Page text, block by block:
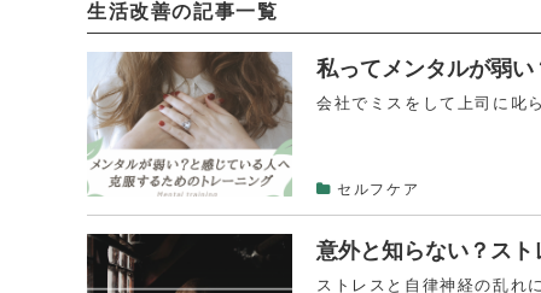
生活改善の記事一覧
私ってメンタルが弱
会社でミスをして上司に叱
セルフケア
意外と知らない？ス
ストレスと自律神経の乱れ